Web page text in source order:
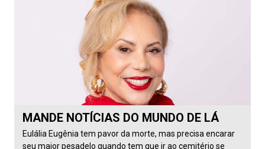
MANDE NOTÍCIAS DO MUNDO DE LÁ
Eulália Eugênia tem pavor da morte, mas precisa encarar
seu maior pesadelo quando tem que ir ao cemitério se